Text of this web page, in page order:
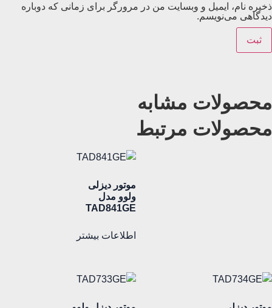
ذخیره نام، ایمیل و وبسایت من در مرورگر برای زمانی که دوباره
دیدگاهی می‌نویسم.
محصولات مشابه
محصولات مرتبط
موتور دیزلی
ولوو مدل
TAD841GE
اطلاعات بیشتر